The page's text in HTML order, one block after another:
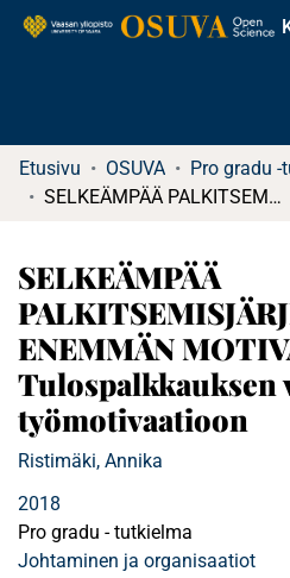
Etusivu OSUVA
SELKEÄMPÄÄ PALKITSEMISJÄRJESTELMÄÄ, ENEMMÄN MOTIVAATIOTA -Tulospalkkauksen vaikutus työmotivaatioon
SELKEÄMPÄÄ
ENEMMÄN
Tulospalkkauksen
työmotivaatioon
Ristimäki, Annika
2018
Pro gradu - tutkielma
Johtaminen ja organisaatiot